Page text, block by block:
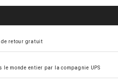
de retour gratuit
le monde entier par la compagnie UPS